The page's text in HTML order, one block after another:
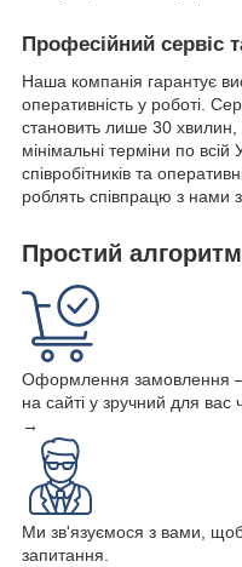
Професійний сервіс
Наша компанія гарантує
оперативність у роботі.
становить лише 30 хвилин,
мінімальні терміни по
співробітників та
роблять співпрацю з нами
Простий
Оформлення замовлення –
на сайті у зручний для вас
→
Ми зв'язуємося з вами, щоб
запитання.